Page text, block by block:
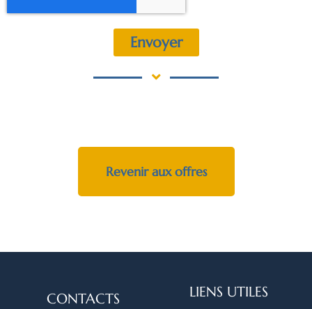
Envoyer
Revenir aux offres
CONTACTS LIENS UTILES